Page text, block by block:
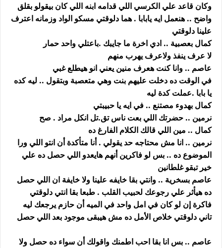
وكان قاعد علي الكرسي اللي قدامه ابنه اللي كان بيقولو بقلق
واضح .. هنعمل ايه يابابا . هما دلوقتي مسكو الواد وزمانه اعترف
علينا دلوقتي
كمال بعصبية .. ادي اخرة ما جايبك .باعتلي واحد حمار
لا عرف ينفذ ولاعرف يهرب منهم
عاصم .. وانا كنت هعرف منين يعني انو هيطلع غبي
في الوقت ده دخلت عليهم بنت وهي متعصبة وبتقول .. ليه كده
يا بابا .عملت كدة ليه
كمال بهدوء مصتنع .. في ايه يا حبيبتي
نرمين .. حضرتك اللي بعت ناس تق.تل انكل مراد . صح
كمال .. مين اللي قالك الكلام الفارغ ده
نرمين .. انا مش محتاجه حد يقولي . أنا متأكدة أن انتو اللي ورا
الموضوع ده .. بس لو فاكرين أنهم هايعدو اللي حصل ده علي
خير تبقو غلطانين
عاصم بسخرية .. وانتي بقا خايفه علينا ولا خايفة ان اللي حصل
ده هيأثر علي رجوعك لحبيب القلب . طبعا بقا انتي دلوقتي
فاكرة إن لو كان في امل واحد في الميه أن حازم يرجعك ليه
تاني دلوقتي خلاص الأمل ده مش هيبقى موجود بعد اللي حصل
عاصم .. بس انا بقا احب اطمنك واقولك أن سواء ده حصل ولا